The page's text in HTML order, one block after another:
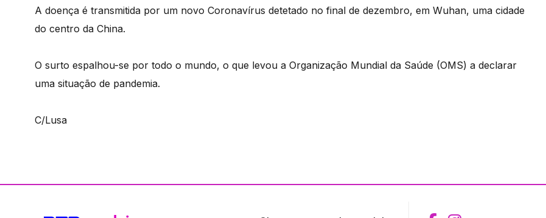
A doença é transmitida por um novo Coronavírus detetado no final de dezembro, em Wuhan, uma cidade
do centro da China.
O surto espalhou-se por todo o mundo, o que levou a Organização Mundial da Saúde (OMS) a declarar
uma situação de pandemia.
C/Lusa